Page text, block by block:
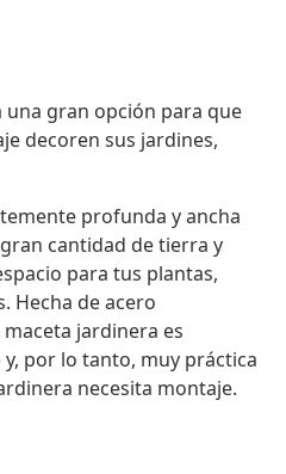
una gran opción para que
decoren sus jardines,
profunda y ancha
cantidad de tierra y
para tus plantas,
Hecha de acero
jardinera es
por lo tanto, muy práctica
necesita montaje.